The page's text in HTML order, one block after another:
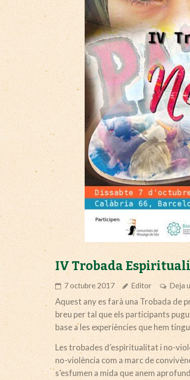
IV Trobada
7 octubre 2017 Editor Deja
Aquest any es farà una Trobada de
breu per tal que els participants
base a les experiències que hem
Les trobades d’espiritualitat i no-
no-violència com a marc de
s’esfumen a mida que anem